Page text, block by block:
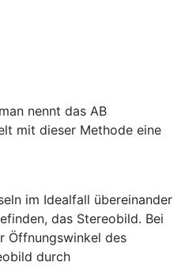
nennt das AB
mit dieser Methode eine
im Idealfall übereinander
das Stereobild. Bei
Öffnungswinkel des
durch